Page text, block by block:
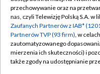
Abonament TVP
Emisja w TVP
Centrum informacji TVP
Naziemna Telewizja
przechowywanie oraz na
nas, czyli Telewizję Polską S.A. w
Zaufanych Partnerów z IAB*
Partnerów TVP (93 firm), w
zautomatyzowanego
mierzenia ich skuteczności) i
także zgody na udostępnianie